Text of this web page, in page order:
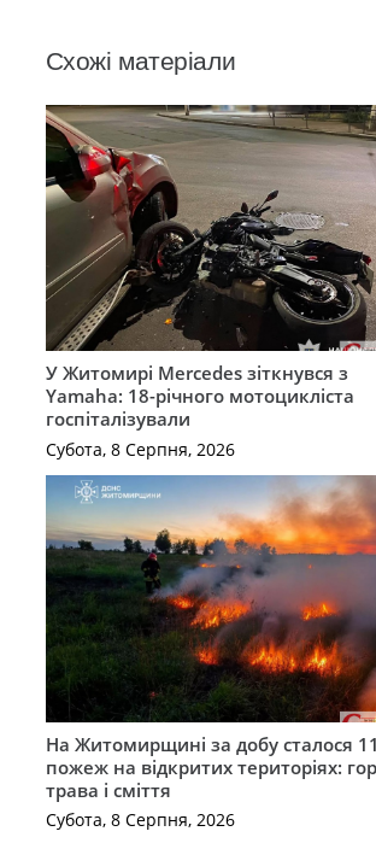
Схожі матеріали
У Житомирі Mercedes зіткнувся з
Yamaha: 18-річного мотоцикліста
госпіталізували
Субота, 8 Серпня, 2026
На Житомирщині за добу сталося 11
пожеж на відкритих територіях:
трава і сміття
Субота, 8 Серпня, 2026